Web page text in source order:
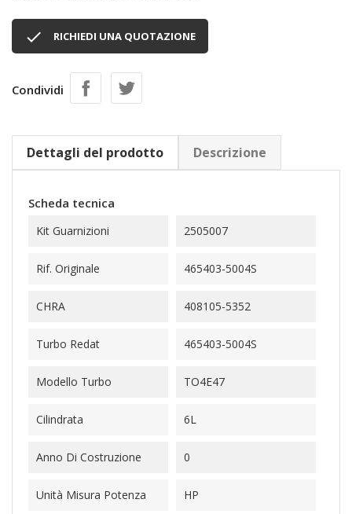
 RICHIEDI UNA QUOTAZIONE
Condividi
Dettagli del prodotto Descrizione
Scheda tecnica
Kit Guarnizioni 2505007
Rif. Originale 465403-5004S
CHRA 408105-5352
Turbo Redat 465403-5004S
Modello Turbo TO4E47
Cilindrata 6L
Anno Di Costruzione 0
Unità Misura Potenza HP